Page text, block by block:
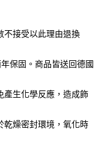
不接受以此理由退換
保固。商品皆送回德國
產生化學反應，造成飾
乾燥密封環境，氧化時